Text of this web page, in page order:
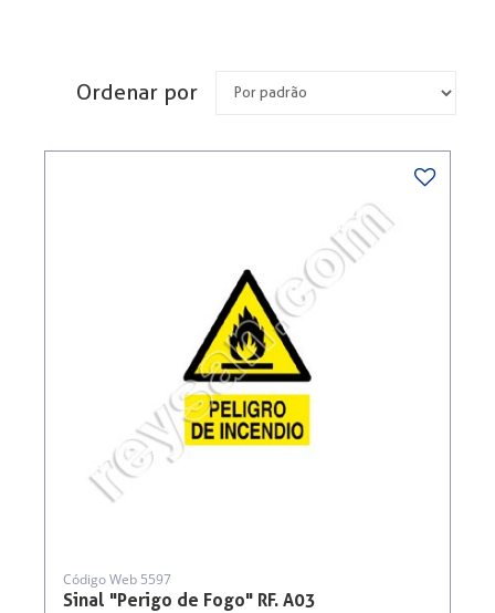
Ordenar por
Sinal "Perigo de Fogo" RF. A03
Código Web 5597